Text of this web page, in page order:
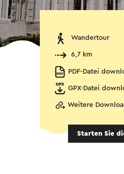
Wandertour
6,7 km
PDF-Datei
GPX-Datei
Weitere
Starten Sie